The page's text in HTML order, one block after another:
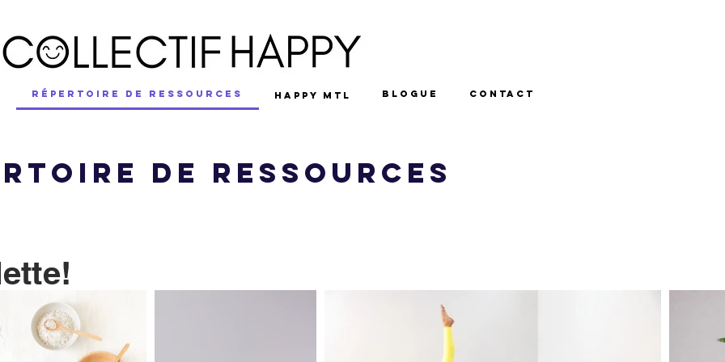
RÉPERTOIRE DE RESSOURCES HAPPY MTL BLOGUE CONTACT
de ressources